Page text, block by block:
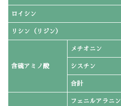
ロイシン
リシン（リジン）
含硫アミノ酸
メチオニン
シスチン
合計
フェニルアラニン